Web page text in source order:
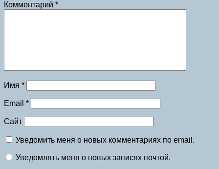
Комментарий *
Имя *
Email *
Сайт
Уведомить меня о новых комментариях по email.
Уведомлять меня о новых записях почтой.